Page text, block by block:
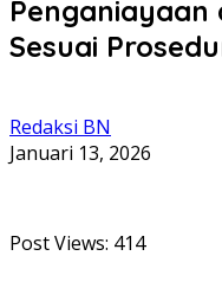
Penganiayaan
Sesuai
Redaksi BN
Januari 13, 2026
Post Views: 414